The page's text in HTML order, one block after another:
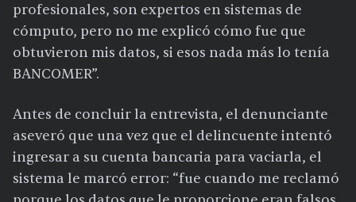
profesionales, son expertos en sistemas de
cómputo, pero no me explicó cómo fue que
obtuvieron mis datos, si esos nada más lo tenía
BANCOMER”.
Antes de concluir la entrevista, el denunciante
aseveró que una vez que el delincuente intentó
ingresar a su cuenta bancaria para vaciarla, el
sistema le marcó error: “fue cuando me reclamó